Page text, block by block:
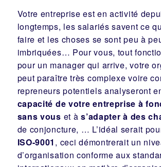
Votre entreprise est en activité
longtemps, les salariés savent ce
faire et les choses se sont peu à
imbriquées… Pour vous, tout
pour un manager qui arrive, votre
peut paraître très complexe voire
repreneurs potentiels analyseront
capacité de votre entreprise à
sans vous et às’adapter à des
de conjoncture, … L’idéal serait
ISO-9001 , ceci démontrerait un
d’organisation conforme aux